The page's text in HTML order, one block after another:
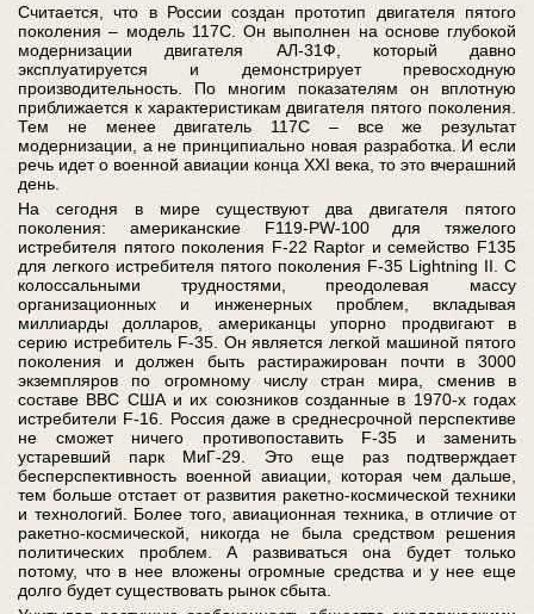
Считается, что в России создан прототип двигателя пятого
поколения – модель 117С. Он выполнен на основе глубокой
модернизации двигателя АЛ-31Ф, который давно
эксплуатируется и демонстрирует превосходную
производительность. По многим показателям он вплотную
приближается к характеристикам двигателя пятого поколения.
Тем не менее двигатель 117С – все же результат
модернизации, а не принципиально новая разработка. И если
речь идет о военной авиации конца ХХI века, то это вчерашний
день.
На сегодня в мире существуют два двигателя пятого
поколения: американские F119-PW-100 для тяжелого
истребителя пятого поколения F-22 Raptor и семейство F135
для легкого истребителя пятого поколения F-35 Lightning II. С
колоссальными трудностями, преодолевая массу
организационных и инженерных проблем, вкладывая
миллиарды долларов, американцы упорно продвигают в
серию истребитель F-35. Он является легкой машиной пятого
поколения и должен быть растиражирован почти в 3000
экземпляров по огромному числу стран мира, сменив в
составе ВВС США и их союзников созданные в 1970-х годах
истребители F-16. Россия даже в среднесрочной перспективе
не сможет ничего противопоставить F-35 и заменить
устаревший парк МиГ-29. Это еще раз подтверждает
бесперспективность военной авиации, которая чем дальше,
тем больше отстает от развития ракетно-космической техники
и технологий. Более того, авиационная техника, в отличие от
ракетно-космической, никогда не была средством решения
политических проблем. А развиваться она будет только
потому, что в нее вложены огромные средства и у нее еще
долго будет существовать рынок сбыта.